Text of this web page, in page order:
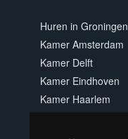
Huren in Groningen
Kamer Amsterdam
Kamer Delft
Kamer Eindhoven
Kamer Haarlem
Kamer Nijmegen